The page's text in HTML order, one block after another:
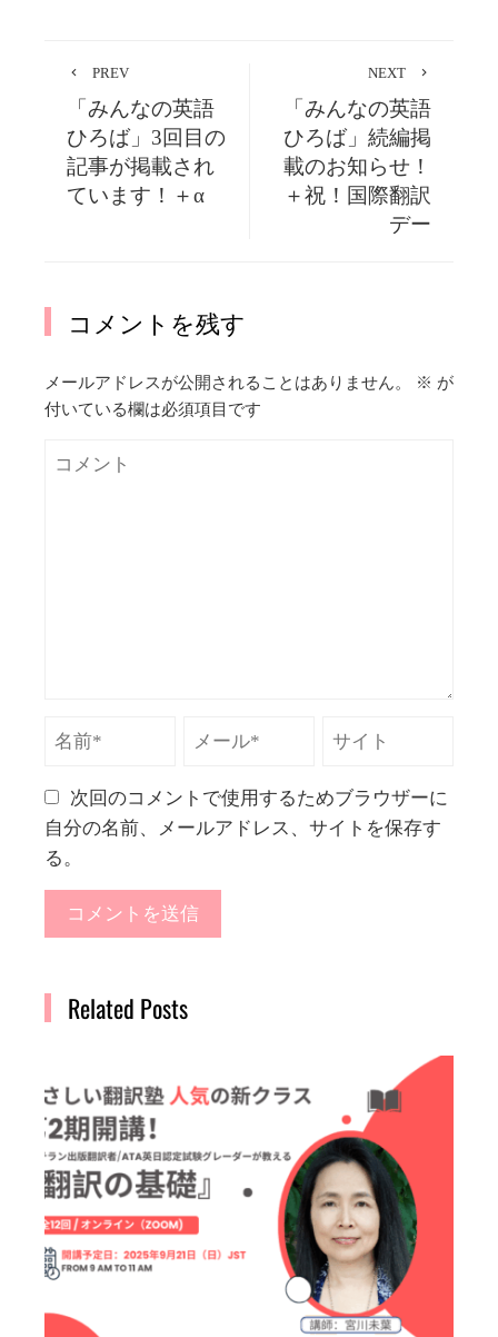
PREV
「みんなの英語
ひろば」3回目の
記事が掲載され
ています！＋α
NEXT
「みんなの英語
ひろば」続編掲
載のお知らせ！
＋祝！国際翻訳
デー
コメントを残す
メールアドレスが公開されることはありません。 ※ が
付いている欄は必須項目です
次回のコメントで使用するためブラウザーに
自分の名前、メールアドレス、サイトを保存す
る。
Related Posts